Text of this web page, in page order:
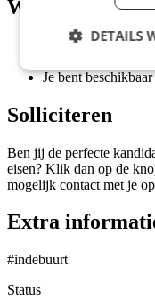
Wat wij vragen
Je bent ambitieus
Je bent
Solliciteren
Ben jij de perfecte
eisen? Klik dan op de
mogelijk contact met je
Extra
#indebuurt
Status
DETAILS